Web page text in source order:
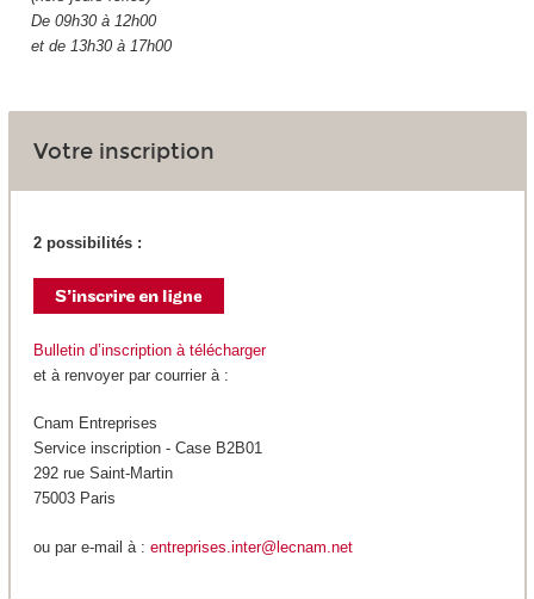
De 09h30 à 12h00
et de 13h30 à 17h00
Votre inscription
2 possibilités :
Bulletin d’inscription à télécharger
et à renvoyer par courrier à :
Cnam Entreprises
Service inscription - Case B2B01
292 rue Saint-Martin
75003 Paris
ou par e-mail à : entreprises.inter@lecnam.net